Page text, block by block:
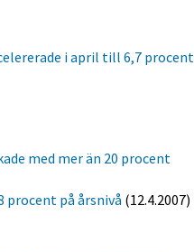
i april till 6,7 procent
med mer än 20 procent
procent på årsnivå (12.4.2007)